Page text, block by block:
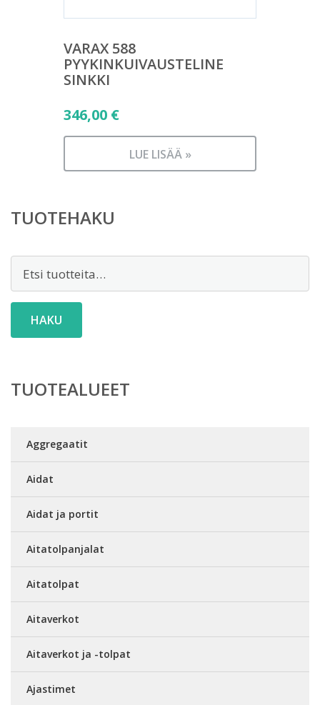
VARAX 588
PYYKINKUIVAUSTELINE
SINKKI
346,00 €
LUE LISÄÄ »
TUOTEHAKU
HAKU
TUOTEALUEET
Aggregaatit
Aidat
Aidat ja portit
Aitatolpanjalat
Aitatolpat
Aitaverkot
Aitaverkot ja -tolpat
Ajastimet